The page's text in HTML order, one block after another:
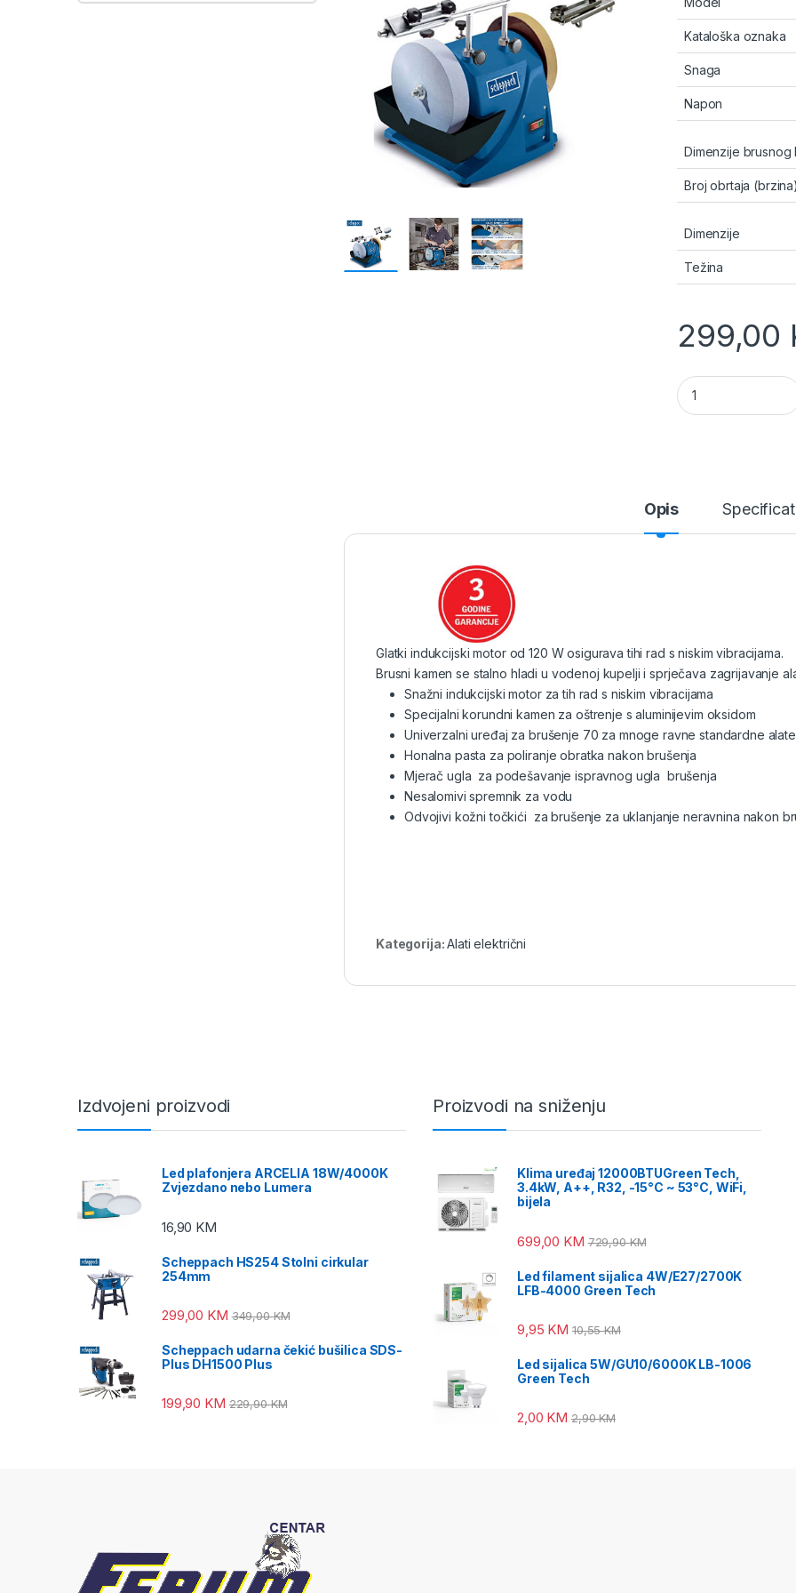
Kataloška oznaka
Snaga
Napon
Dimenzije brusnog
Broj obrtaja (brzina)
Dimenzije
Težina
299,00
Scheppach
Opis
Glatki indukcijski motor od 120 W osigurava tihi rad s niskim vibracijama.
Brusni kamen se stalno hladi u vodenoj kupelji i sprječava zagrijavanje
Snažni indukcijski motor za tih rad s niskim vibracijama
Specijalni korundni kamen za oštrenje s aluminijevim oksidom
Univerzalni uređaj za brušenje 70 za mnoge ravne standardne alate
Honalna pasta za poliranje obratka nakon brušenja
Mjerač ugla za podešavanje ispravnog ugla brušenja
Nesalomivi spremnik za vodu
Odvojivi kožni točkići za brušenje za uklanjanje neravnina nakon
Kategorija:Alati električni
Izdvojeni proizvodi
Led plafonjera ARCELIA 18W/4000K
Zvjezdano nebo Lumera
16,90 KM
Scheppach HS254 Stolni cirkular
254mm
299,00 KM 349,00KM
Scheppach udarna čekić bušilica SDS-
Plus DH1500 Plus
199,90 KM 229,90KM
Proizvodi na sniženju
Klima uređaj 12000BTUGreen Tech,
3.4kW, A++, R32, -15°C ~ 53°C, WiFi,
bijela
699,00 KM 729,90KM
Led filament sijalica 4W/E27/2700K
LFB-4000 Green Tech
9,95 KM 10,55KM
Led sijalica 5W/GU10/6000K LB-1006
Green Tech
2,00 KM 2,90KM